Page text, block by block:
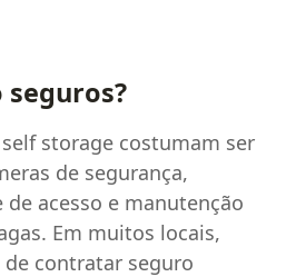
seguros?
storage costumam ser
de segurança,
acesso e manutenção
Em muitos locais,
contratar seguro